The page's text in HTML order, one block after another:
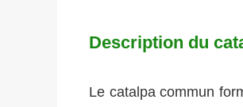
Description du
Le catalpa commun